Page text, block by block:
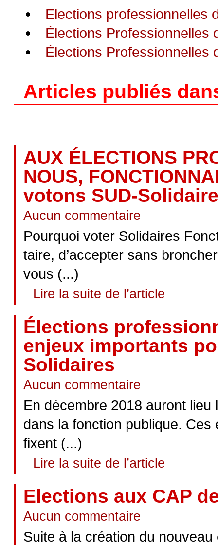
Elections professionnelles
Élections Professionnelles
Élections Professionnelles
Articles publiés
AUX ÉLECTIONS
NOUS,
votons SUD-
Aucun commentaire
Pourquoi voter Solidaires
taire, d’accepter sans
vous (...)
Lire la suite de l’article
Élections
enjeux importants
Solidaires
Aucun commentaire
En décembre 2018 auront
dans la fonction publique. Ces
fixent (...)
Lire la suite de l’article
Elections aux CAP
Aucun commentaire
Suite à la création du